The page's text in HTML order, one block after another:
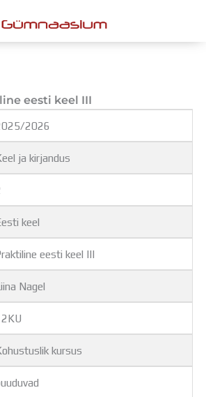
(UPT)
eesti keel III
2026
ja kirjandus
keel
eesti keel III
Nagel
kursus